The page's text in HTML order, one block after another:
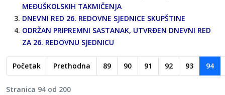
MEĐUŠKOLSKIH TAKMIČENJA
DNEVNI RED 26. REDOVNE SJEDNICE SKUPŠTINE
ODRŽAN PRIPREMNI SASTANAK, UTVRĐEN DNEVNI RED
ZA 26. REDOVNU SJEDNICU
Početak Prethodna 89 90 91 92 93 94
Stranica 94 od 200